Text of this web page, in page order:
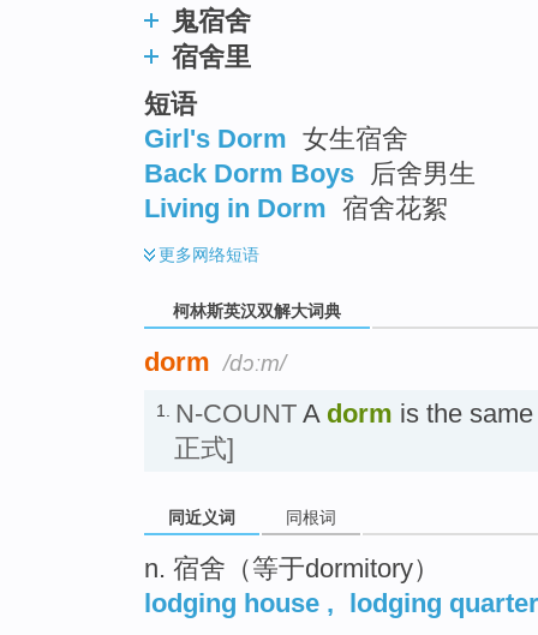
鬼宿舍
宿舍里
短语
Girl's Dorm 女生宿舍
Back Dorm Boys
后舍男生
Living in Dorm 宿舍花絮
更多网络短语
柯林斯英汉双解大词典
dorm /dɔːm/
1. N-COUNT A dorm is the
正式]
同近义词 同根词
n. 宿舍（等于dormitory）
lodging house , lodging